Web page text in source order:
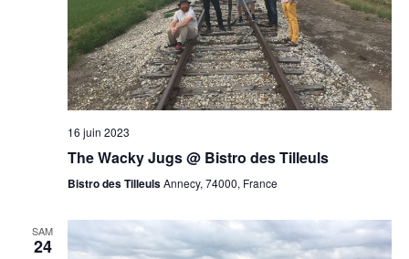
16 juin 2023
The Wacky Jugs @ Bistro des Tilleuls
Bistro des TilleulsAnnecy, 74000, France
SAM
24